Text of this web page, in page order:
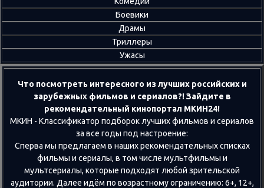
Боевики
Драмы
Триллеры
Ужасы
Что посмотреть интересного из лучших российских и
зарубежных фильмов и сериалов?! Зайдите в
рекомендательный кинопортал МКИН24!
МКИН - Классификатор подборок лучших фильмов и сериалов
за все годы под настроение:
Сперва мы предлагаем в наших рекомендательных списках
фильмы и сериалы, в том числе мультфильмы и
мультсериалы, которые подходят любой зрительской
аудитории. Далее идём по возрастному ограничению: 6+, 12+,